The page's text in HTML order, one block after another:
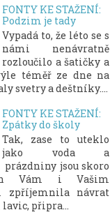
FONTY KE STAŽENÍ:
Podzim je tady
Vypadá to, že léto se s
námi nenávratně
rozloučilo a šatičky a
téměř ze dne na
svetry a deštníky....
FONTY KE STAŽENÍ:
Zpátky do školy
Tak, zase to uteklo
jako voda a
prázdniny jsou skoro
Vám i Vašim
zpříjemnila návrat
připra...